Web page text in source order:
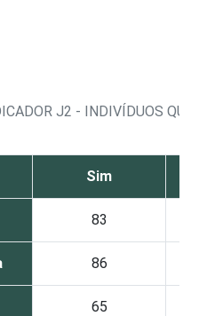
J2 - INDIVÍDUOS QUE
Sim
83
86
65